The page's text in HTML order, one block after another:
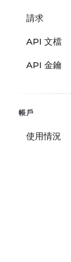
請求
API 文檔
API 金鑰
帳戶
使用情況